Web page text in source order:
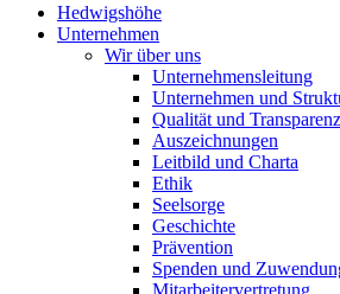
Hedwigshöhe
Unternehmen
Wir über uns
Unternehmensleitung
Unternehmen und
Qualität und Transparenz
Auszeichnungen
Leitbild und Charta
Ethik
Seelsorge
Geschichte
Prävention
Spenden und
Mitarbeitervertretung